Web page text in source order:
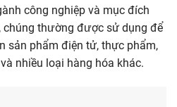
công nghiệp và mục đích
chúng thường được sử dụng để
sản phẩm điện tử, thực phẩm,
nhiều loại hàng hóa khác.